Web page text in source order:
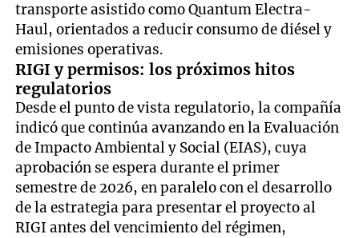
transporte asistido como Quantum Electra-
Haul, orientados a reducir consumo de diésel y
emisiones operativas.
RIGI y permisos: los próximos hitos
regulatorios
Desde el punto de vista regulatorio, la compañía
indicó que continúa avanzando en la Evaluación
de Impacto Ambiental y Social (EIAS), cuya
aprobación se espera durante el primer
semestre de 2026, en paralelo con el desarrollo
de la estrategia para presentar el proyecto al
RIGI antes del vencimiento del régimen,